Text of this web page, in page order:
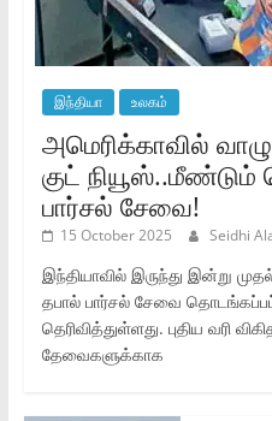
இந்தியா உலகம்
அமெரிக்காவில்
குட்
பார்சல் சேவை!
15 October 2025 Seidhi
இந்தியாவில் இருந்து இன்று
தபால் பார்சல் சேவை
தெரிவித்துள்ளது. புதிய வரி
தேவைகளுக்காக